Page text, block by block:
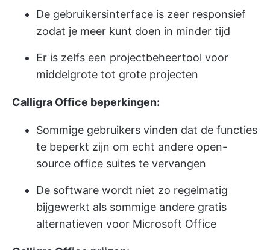
De gebruikersinterface is zeer responsief
zodat je meer kunt doen in minder tijd
Er is zelfs een projectbeheertool voor
middelgrote tot grote projecten
Calligra Office beperkingen:
Sommige gebruikers vinden dat de functies
te beperkt zijn om echt andere open-
source office suites te vervangen
De software wordt niet zo regelmatig
bijgewerkt als sommige andere gratis
alternatieven voor Microsoft Office